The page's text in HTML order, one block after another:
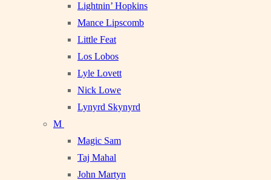
Lightnin’ Hopkins
Mance Lipscomb
Little Feat
Los Lobos
Lyle Lovett
Nick Lowe
Lynyrd Skynyrd
M
Magic Sam
Taj Mahal
John Martyn